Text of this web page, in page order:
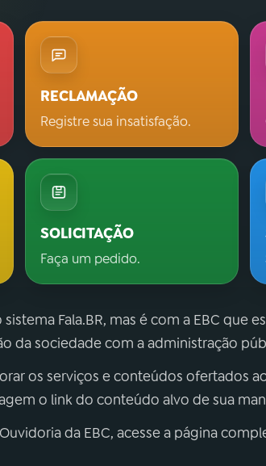
RECLAMAÇÃO
Registre sua insatisfação.
SOLICITAÇÃO
Faça um pedido.
Fala.BR, mas é com a EBC que
da sociedade com a administração
os serviços e conteúdos ofertados
o link do conteúdo alvo de sua
da EBC, acesse a página